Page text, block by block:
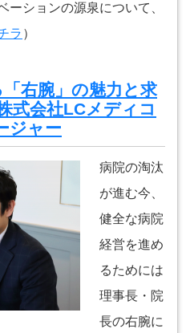
ーションの源泉について、
ラ ）
右腕」の魅力と求
式会社LCメディコ
ジャー
病院の淘汰
が進む今、
健全な病院
経営を進め
るためには
理事長・院
長の右腕に